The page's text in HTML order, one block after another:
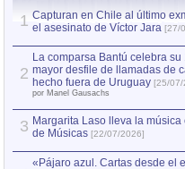
1 Capturan en Chile al último
el asesinato de Víctor Jara [27/
2
La comparsa Bantú celebra su
mayor desfile de llamadas de
hecho fuera de Uruguay [25/07/
por Manel Gausachs
3 Margarita Laso lleva la
de Músicas [22/07/2026]
«Pájaro azul. Cartas desde el